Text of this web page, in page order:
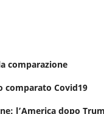
comparazione
comparato Covid19
l’America dopo